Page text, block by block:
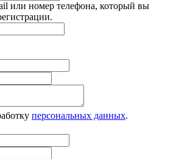
или номер телефона, который вы
персональных данных.